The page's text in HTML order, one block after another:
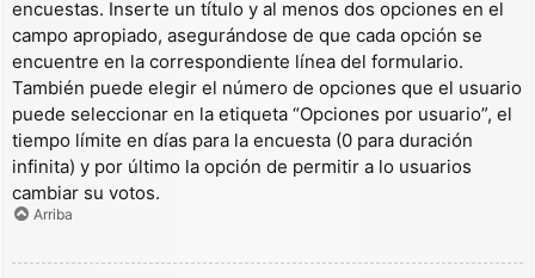
encuestas. Inserte un título y al menos dos opciones en el
campo apropiado, asegurándose de que cada opción se
encuentre en la correspondiente línea del formulario.
También puede elegir el número de opciones que el usuario
puede seleccionar en la etiqueta “Opciones por usuario”, el
tiempo límite en días para la encuesta (0 para duración
infinita) y por último la opción de permitir a lo usuarios
cambiar su votos.
Arriba